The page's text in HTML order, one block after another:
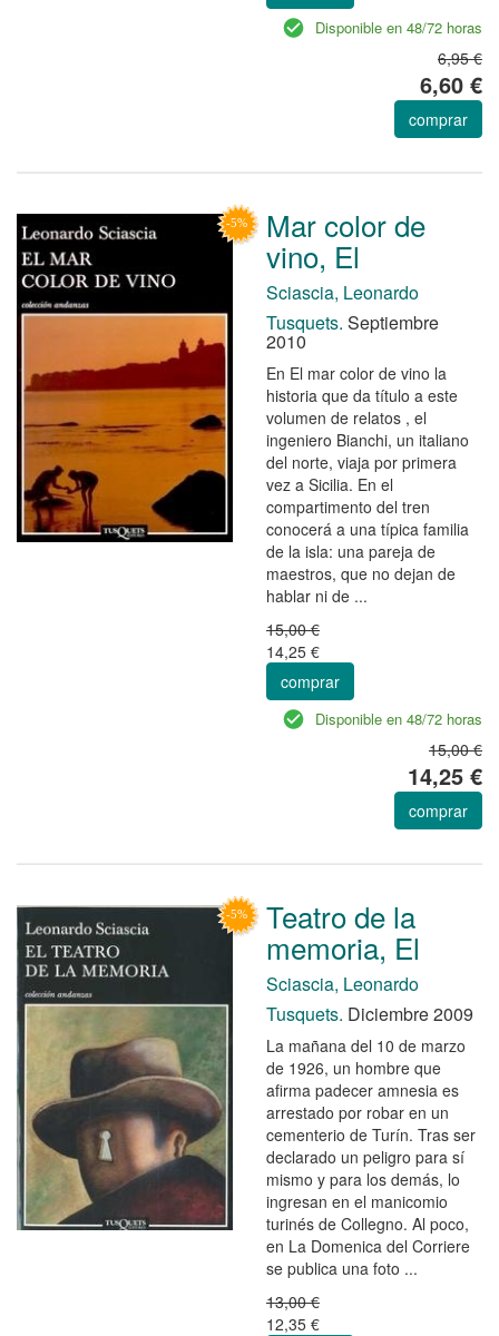
Disponible en 48/72 horas
6,95 €
6,60 €
comprar
Mar color de
vino, El
Sciascia, Leonardo
Tusquets. Septiembre
2010
En El mar color de vino la
historia que da título a este
volumen de relatos , el
ingeniero Bianchi, un italiano
del norte, viaja por primera
vez a Sicilia. En el
compartimento del tren
conocerá a una típica familia
de la isla: una pareja de
maestros, que no dejan de
hablar ni de ...
15,00 €
14,25 €
comprar
Disponible en 48/72 horas
15,00 €
14,25 €
comprar
Teatro de la
memoria, El
Sciascia, Leonardo
Tusquets. Diciembre 2009
La mañana del 10 de marzo
de 1926, un hombre que
afirma padecer amnesia es
arrestado por robar en un
cementerio de Turín. Tras ser
declarado un peligro para sí
mismo y para los demás, lo
ingresan en el manicomio
turinés de Collegno. Al poco,
en La Domenica del Corriere
se publica una foto ...
13,00 €
12,35 €